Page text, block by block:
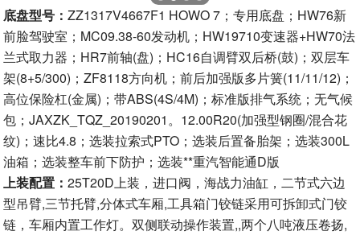
底盘型号：ZZ1317V4667F1 HOWO 7；专用底盘；HW76新
前脸驾驶室；MC09.38-60发动机；HW19710变速器+HW70法
兰式取力器；HR7前轴(盘)；HC16自调臂双后桥(鼓)；双层车
架(8+5/300)；ZF8118方向机；前后加强版多片簧(11/11/12)；
高位保险杠(金属)；带ABS(4S/4M)；标准版排气系统；无气候
包；JAXZK_TQZ_20190201。12.00R20(加强型钢圈/混合花
纹)；速比4.8；选装拉索式PTO；选装后置备胎架；选装300L
油箱；选装整车前下防护；选装**重汽智能通D版
上装配置：25T20D上装，进口阀，海战力油缸，二节式六边
型吊臂,三节托臂,分体式车厢,工具箱门铰链采用可拆卸式门铰
链，车厢内置工作灯。双侧联动操作装置,,两个八吨液压卷扬,